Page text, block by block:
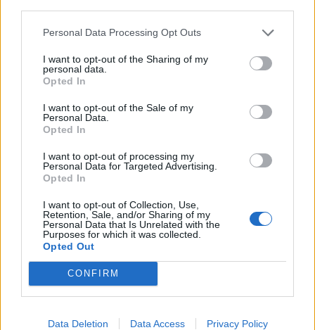
Personal Data Processing Opt Outs
I want to opt-out of the Sharing of my
personal data.
Opted In
I want to opt-out of the Sale of my
Personal Data.
Opted In
I want to opt-out of processing my
Personal Data for Targeted Advertising.
Opted In
I want to opt-out of Collection, Use,
Retention, Sale, and/or Sharing of my
Personal Data that Is Unrelated with the
Purposes for which it was collected.
Opted Out
CONFIRM
Data Deletion Data Access Privacy Policy
Actus Info
Aston Martin au bord du gouffre : crise
financière et bataille juridique imminente
Auto Pour Vous